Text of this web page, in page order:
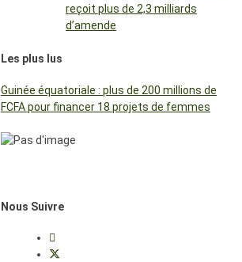
reçoit plus de 2,3 milliards
d’amende
Les plus lus
Guinée équatoriale : plus de 200 millions de
FCFA pour financer 18 projets de femmes
Nous Suivre